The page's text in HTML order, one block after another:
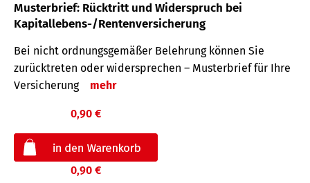
Musterbrief: Rücktritt und Widerspruch bei
Kapitallebens-/Rentenversicherung
Bei nicht ordnungsgemäßer Belehrung können Sie
zurücktreten oder widersprechen – Musterbrief für Ihre
Versicherung
mehr
0,90 €
0,90 €